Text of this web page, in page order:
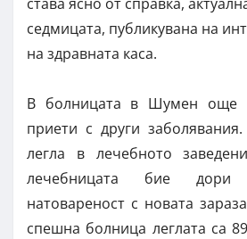
седмицата, публикувана на
на здравната каса.
В болницата в Шумен още
приети с други
легла в лечебното
лечебницата бие дори
натовареност с новата
спешна болница леглата са